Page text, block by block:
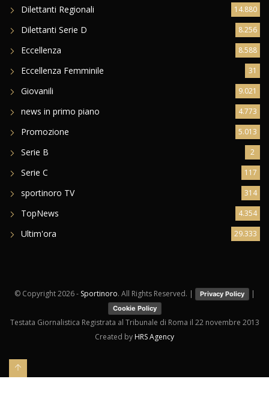
Dilettanti Regionali 14.880
Dilettanti Serie D 8.256
Eccellenza 8.588
Eccellenza Femminile 31
Giovanili 9.021
news in primo piano 4.773
Promozione 5.013
Serie B 2
Serie C 117
sportinoro TV 314
TopNews 4.354
Ultim'ora 29.333
© Copyright2026 - Sportinoro. All Rights Reserved. | Privacy Policy |
Cookie Policy
Testata Giornalistica Registrata al Tribunale di Roma il 22 novembre 2013
Created by HRS Agency